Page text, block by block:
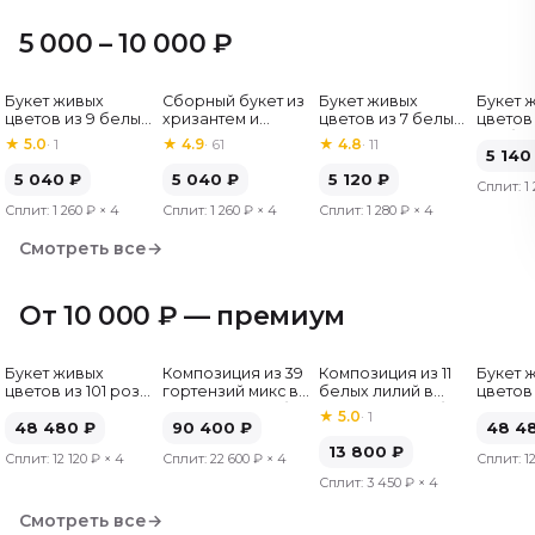
5 000 – 10 000 ₽
Букет живых
цветов из 9 белых
роз, Эквадор, 60
см
★ 5.0· 1
5 040 ₽
Сплит: 1 260 ₽ × 4
Хит
Сборный букет из
хризантем и
альстромерий
★ 4.9· 61
5 040 ₽
Сплит: 1 260 ₽× 4
Букет живых
цветов из 7 белых
хризантем
★4.8·11
5 120 ₽
Сплит:1 280 ₽ × 4
Букет
цветов
5 140
Сплит: 1
Смотреть все→
От 10 000 ₽ — премиум
Букет живых
цветов из 101 розы
см
48 480 ₽
Сплит: 12 120 ₽ × 4
Композиция из 39
гортензий микс в
90 400 ₽
Сплит: 22 600 ₽× 4
Композиция из 11
белых лилий в
шляпной коробке
★5.0·1
13 800 ₽
Сплит:3 450 ₽ × 4
Букет
цветов
см
48
Сплит:
Смотреть все→